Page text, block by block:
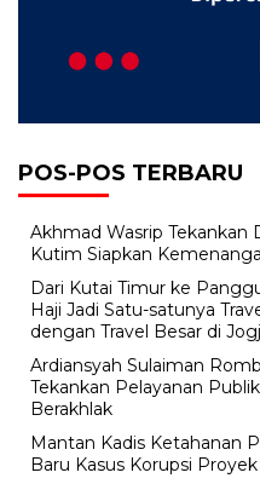
POS-POS TERBARU
Akhmad Wasrip Tekankan
Kutim Siapkan
Dari Kutai Timur ke
Haji Jadi Satu-satunya
dengan Travel Besar di
Ardiansyah Sulaiman
Tekankan Pelayanan
Berakhlak
Mantan Kadis Ketahanan
Baru Kasus Korupsi